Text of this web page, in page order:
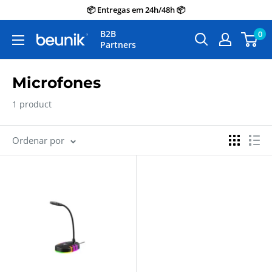
conteúdo
📦 Entregas em 24h/48h 📦
Beunik
B2B
Partners
0
Microfones
1 product
Ordenar por